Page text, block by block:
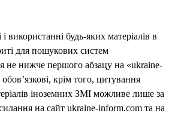
використанні будь-яких матеріалів в
для пошукових систем
не нижче першого абзацу на «ukraine-
крім того, цитування
іноземних ЗМІ можливе лише за
на сайт ukraine-inform.com та на